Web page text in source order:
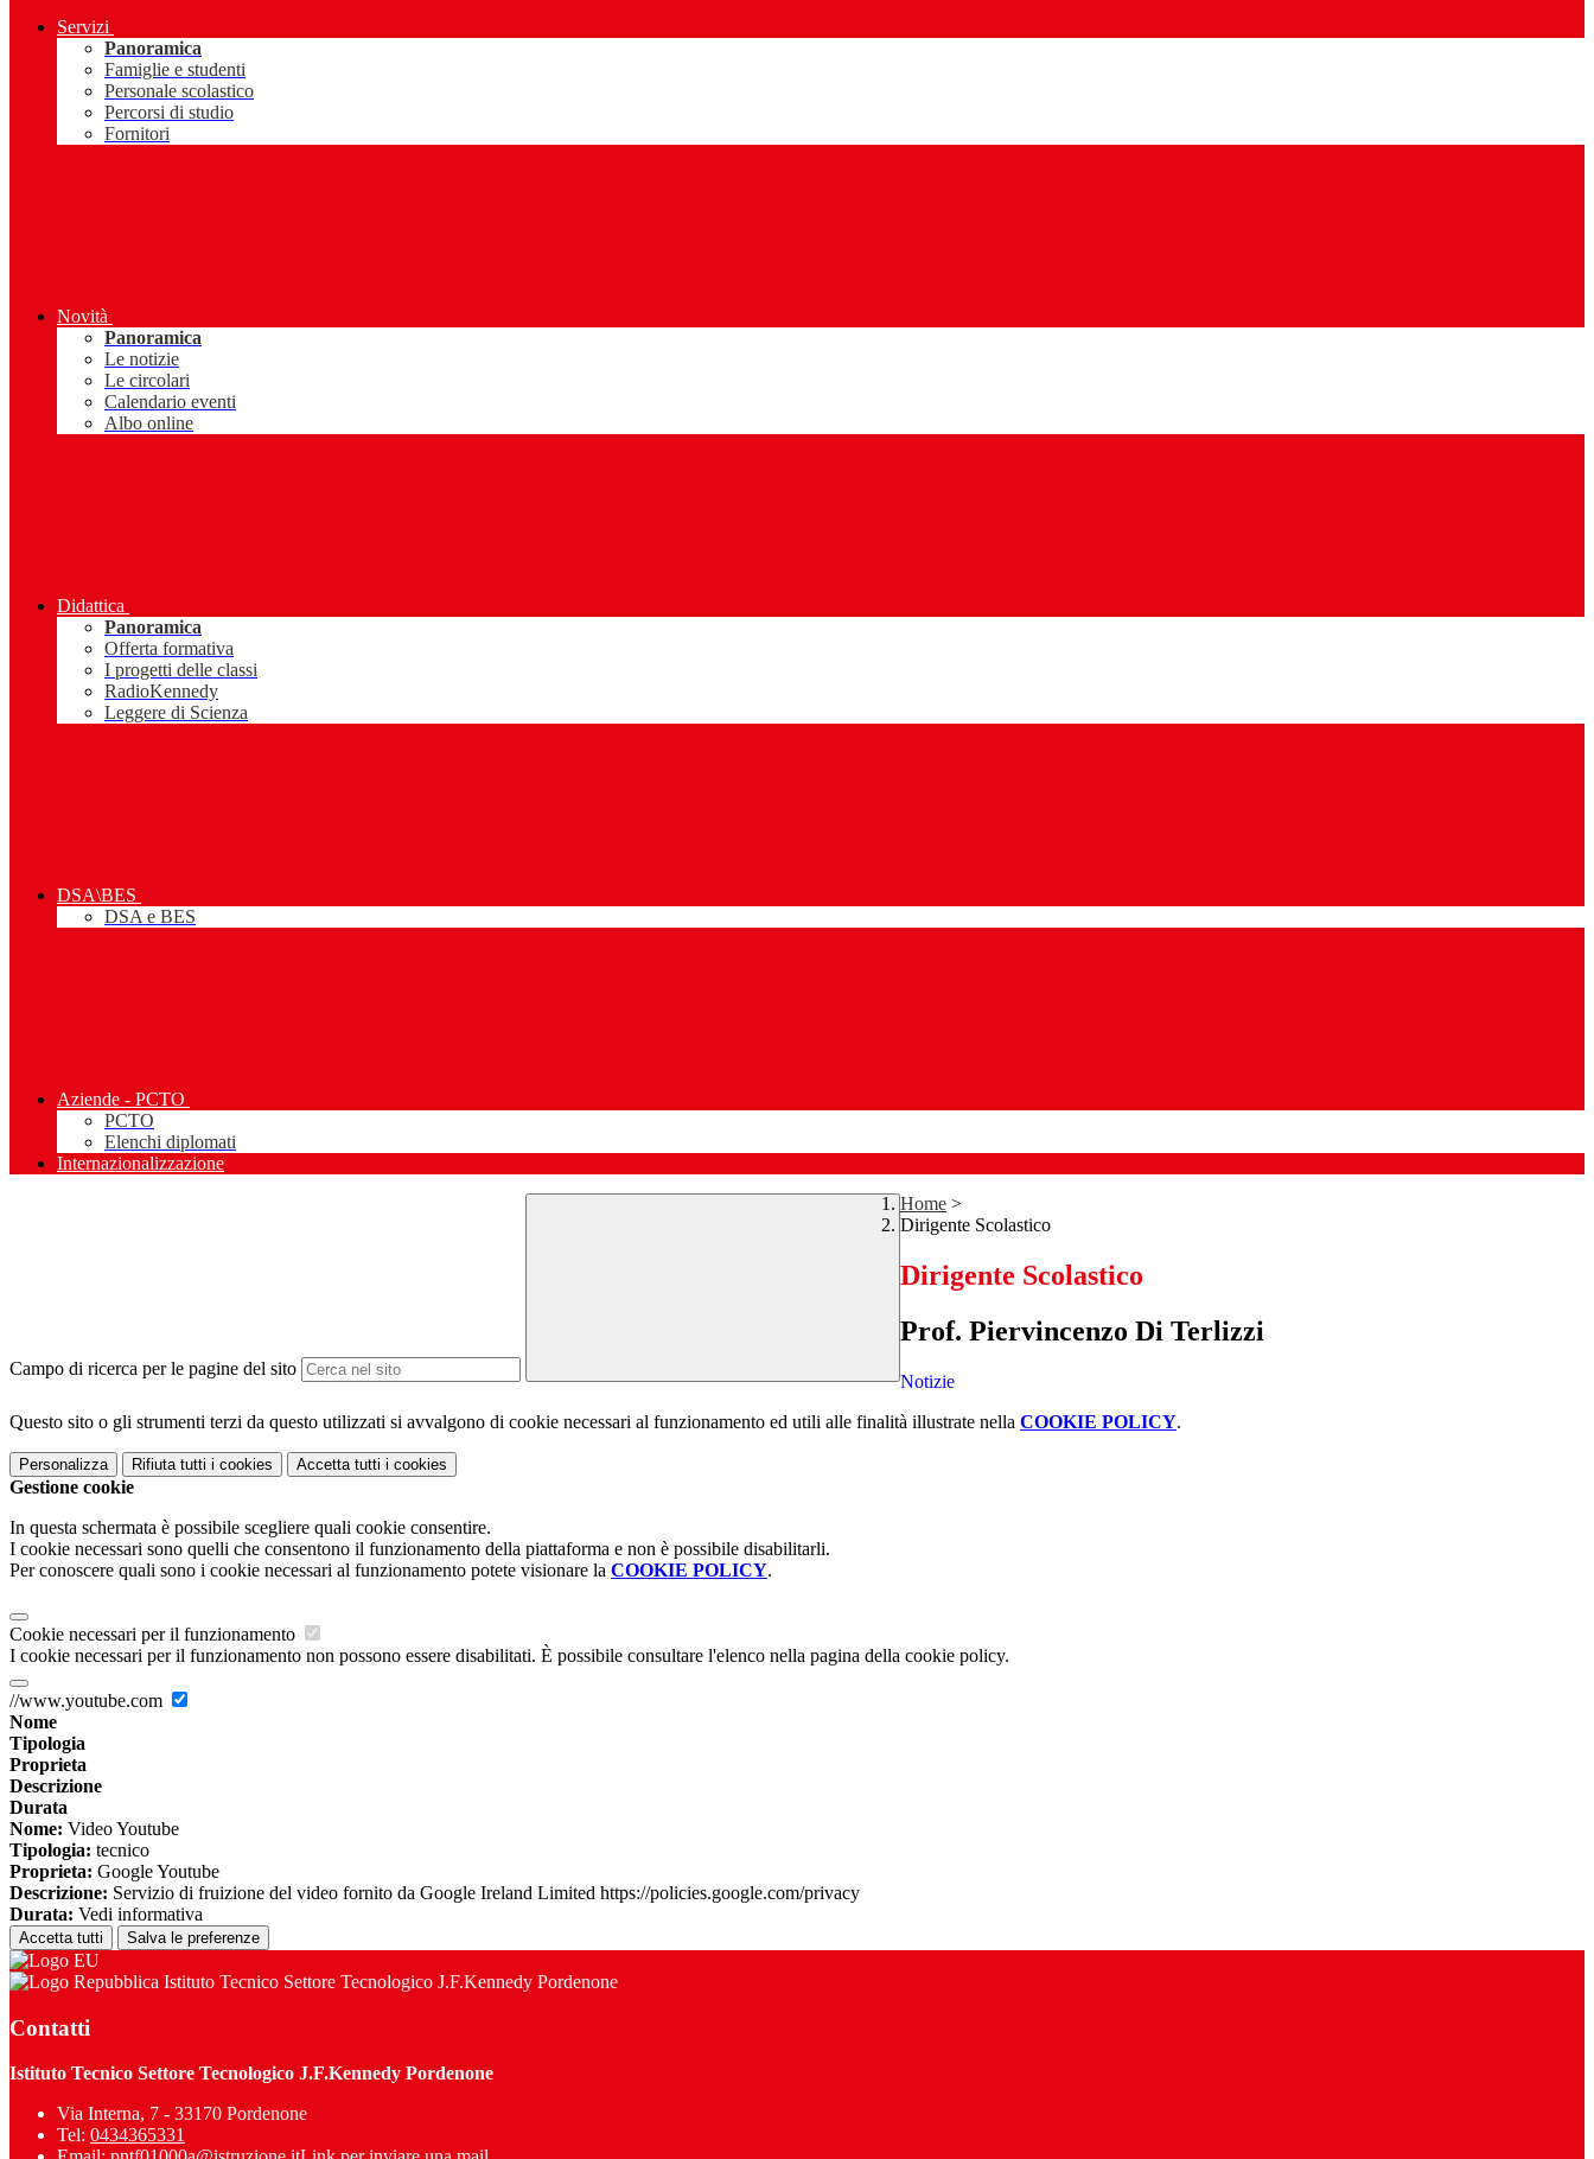
Servizi
Panoramica
Famiglie e studenti
Personale scolastico
Percorsi di studio
Fornitori
Novità
Panoramica
Le notizie
Le circolari
Calendario eventi
Albo online
Didattica
Panoramica
Offerta formativa
I progetti delle classi
RadioKennedy
Leggere di Scienza
DSA\BES
DSA e BES
Aziende - PCTO
PCTO
Elenchi diplomati
Internazionalizzazione
Campo di ricerca per le pagine del sito
Home >
Dirigente Scolastico
Dirigente Scolastico
Prof. Piervincenzo Di Terlizzi
Notizie
Questo sito o gli strumenti terzi da questo utilizzati si avvalgono di cookie necessari al funzionamento ed utili alle finalità illustrate nella COOKIE POLICY.
Personalizza Rifiuta tutti i cookies Accetta tutti i cookies
Gestione cookie
In questa schermata è possibile scegliere quali cookie consentire.
I cookie necessari sono quelli che consentono il funzionamento della piattaforma e non è possibile disabilitarli.
Per conoscere quali sono i cookie necessari al funzionamento potete visionare la COOKIE POLICY.
Cookie necessari per il funzionamento
I cookie necessari per il funzionamento non possono essere disabilitati. È possibile consultare l'elenco nella pagina della cookie policy.
//www.youtube.com
Nome
Tipologia
Proprieta
Descrizione
Durata
Nome: Video Youtube
Tipologia: tecnico
Proprieta: Google Youtube
Descrizione: Servizio di fruizione del video fornito da Google Ireland Limited https://policies.google.com/privacy
Durata: Vedi informativa
Accetta tutti Salva le preferenze
Istituto Tecnico Settore Tecnologico J.F.Kennedy Pordenone
Contatti
Istituto Tecnico Settore Tecnologico J.F.Kennedy Pordenone
Via Interna, 7 - 33170 Pordenone
Tel: 0434365331